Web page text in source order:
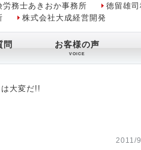
労務士あきおか事務所
徳留雄
株式会社大成経営開発
問 お客様の声
大変だ!!
2011/